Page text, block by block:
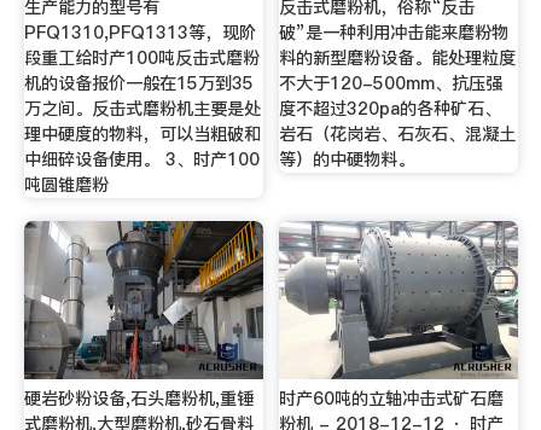
生产能力的型号有
PFQ1310,PFQ1313等，现阶
段重工给时产100吨反击式磨粉
机的设备报价一般在15万到35
万之间。反击式磨粉机主要是处
理中硬度的物料，可以当粗破和
中细碎设备使用。 3、时产100
吨圆锥磨粉
反击式磨粉机，俗称“反击
破”是一种利用冲击能来磨粉物
料的新型磨粉设备。能处理粒度
不大于120-500mm、抗压强
度不超过320pa的各种矿石、
岩石（花岗岩、石灰石、混凝土
等）的中硬物料。
硬岩砂粉设备,石头磨粉机,重锤
式磨粉机,大型磨粉机,砂石骨料
时产60吨的立轴冲击式矿石磨
粉机 - 2018-12-12 · 时产